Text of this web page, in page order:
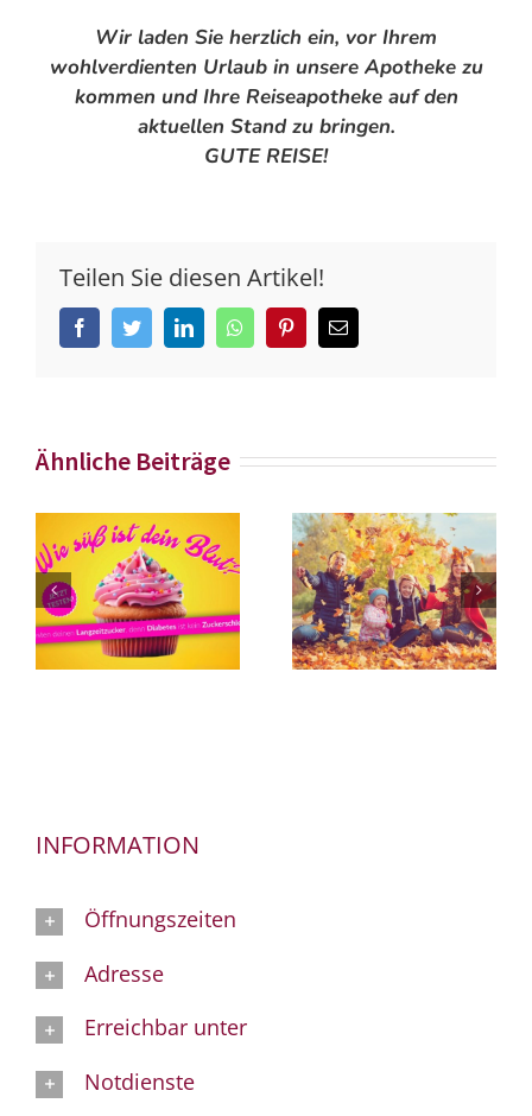
Wir laden Sie herzlich ein, vor Ihrem
wohlverdienten Urlaub in unsere Apotheke zu
kommen und Ihre Reiseapotheke auf den
aktuellen Stand zu bringen.
GUTE REISE!
Teilen Sie diesen Artikel!
FacebookTwitterLinkedInWhatsappPinterestEmail
Ähnliche Beiträge
INFORMATION
Öffnungszeiten
Adresse
Erreichbar unter
Notdienste